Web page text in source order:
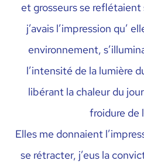
et grosseurs se
j’avais l’impression qu’
environnement,
l’intensité de la lumière
libérant la chaleur du
froidure de
Elles me donnaient
se rétracter, j’eus la